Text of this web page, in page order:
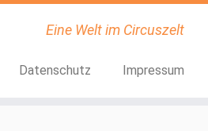
Eine Welt im Circuszelt
Datenschutz Impressum